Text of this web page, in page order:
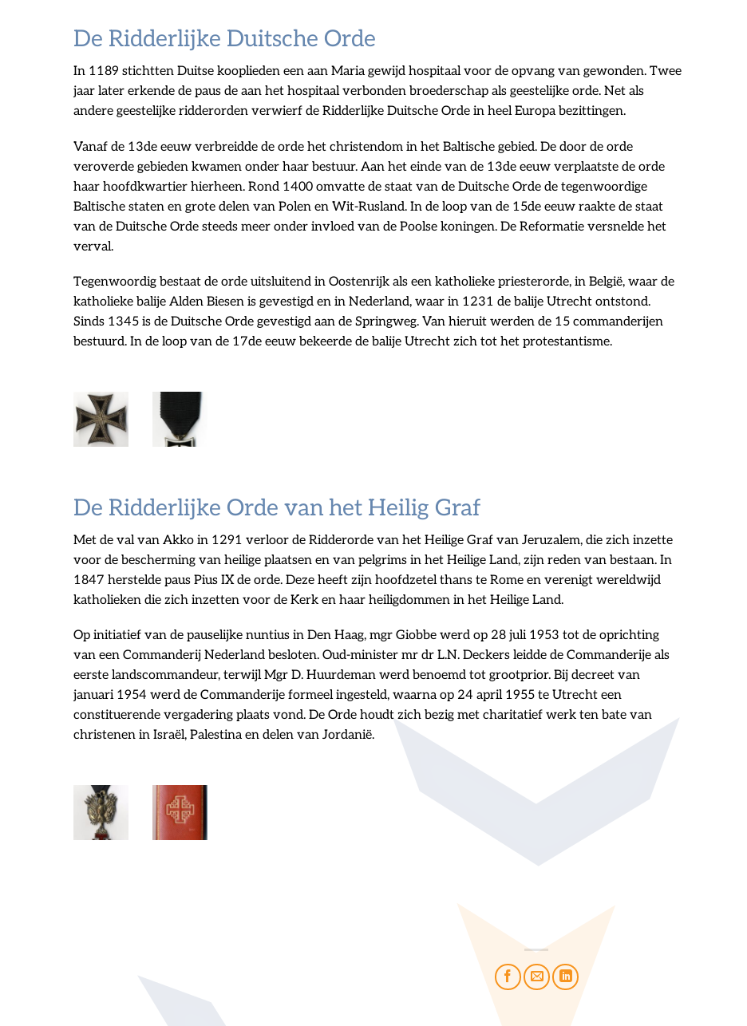
De Ridderlijke Duitsche Orde
In 1189 stichtten Duitse kooplieden een aan Maria gewijd hospitaal voor de opvang van gewonden. Twee
jaar later erkende de paus de aan het hospitaal verbonden broederschap als geestelijke orde. Net als
andere geestelijke ridderorden verwierf de Ridderlijke Duitsche Orde in heel Europa bezittingen.
Vanaf de 13de eeuw verbreidde de orde het christendom in het Baltische gebied. De door de orde
veroverde gebieden kwamen onder haar bestuur. Aan het einde van de 13de eeuw verplaatste de orde
haar hoofdkwartier hierheen. Rond 1400 omvatte de staat van de Duitsche Orde de tegenwoordige
Baltische staten en grote delen van Polen en Wit-Rusland. In de loop van de 15de eeuw raakte de staat
van de Duitsche Orde steeds meer onder invloed van de Poolse koningen. De Reformatie versnelde het
verval.
Tegenwoordig bestaat de orde uitsluitend in Oostenrijk als een katholieke priesterorde, in België, waar de
katholieke balije Alden Biesen is gevestigd en in Nederland, waar in 1231 de balije Utrecht ontstond.
Sinds 1345 is de Duitsche Orde gevestigd aan de Springweg. Van hieruit werden de 15 commanderijen
bestuurd. In de loop van de 17de eeuw bekeerde de balije Utrecht zich tot het protestantisme.
De Ridderlijke Orde van het Heilig Graf
Met de val van Akko in 1291 verloor de Ridderorde van het Heilige Graf van Jeruzalem, die zich inzette
voor de bescherming van heilige plaatsen en van pelgrims in het Heilige Land, zijn reden van bestaan. In
1847 herstelde paus Pius IX de orde. Deze heeft zijn hoofdzetel thans te Rome en verenigt wereldwijd
katholieken die zich inzetten voor de Kerk en haar heiligdommen in het Heilige Land.
Op initiatief van de pauselijke nuntius in Den Haag, mgr Giobbe werd op 28 juli 1953 tot de oprichting
van een Commanderij Nederland besloten. Oud-minister mr dr L.N. Deckers leidde de Commanderije als
eerste landscommandeur, terwijl Mgr D. Huurdeman werd benoemd tot grootprior. Bij decreet van
januari 1954 werd de Commanderije formeel ingesteld, waarna op 24 april 1955 te Utrecht een
constituerende vergadering plaats vond. De Orde houdt zich bezig met charitatief werk ten bate van
christenen in Israël, Palestina en delen van Jordanië.